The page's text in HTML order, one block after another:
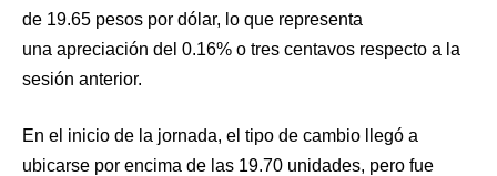
de 19.65 pesos por dólar, lo que representa
una apreciación del 0.16% o tres centavos respecto a la
sesión anterior.
En el inicio de la jornada, el tipo de cambio llegó a
ubicarse por encima de las 19.70 unidades, pero fue